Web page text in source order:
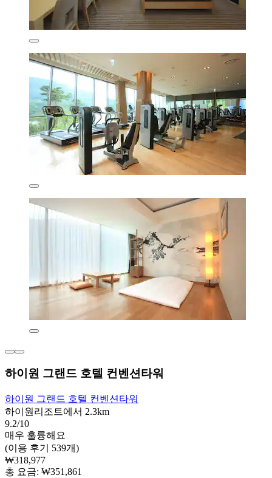
하이원 그랜드 호텔 컨벤션타워
하이원 그랜드 호텔 컨벤션타워
하이원리조트에서 2.3km
9.2/10
매우 훌륭해요
(이용 후기 539개)
₩318,977
총 요금: ₩351,861